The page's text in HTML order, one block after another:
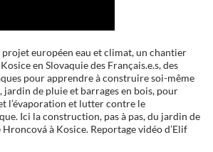
projet européen eau et climat, un chantier
en Slovaquie des Français.e.s, des
pour apprendre à construire soi-même
de pluie et barrages en bois, pour
l’évaporation et lutter contre le
Ici la construction, pas à pas, du jardin de
à Kosice. Reportage vidéo d’Elif